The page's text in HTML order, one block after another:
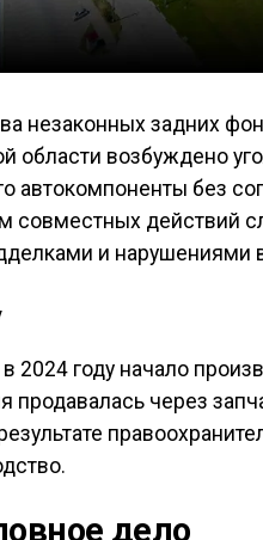
незаконных задних
области возбуждено
автокомпоненты без
совместных действий
и нарушениями
году начало
через
дело